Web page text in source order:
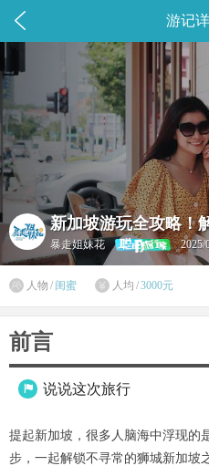
 游记
新加坡游玩全攻略！
暴走姐妹花 2025/
 人物 / 闺蜜  人均 /3000元
前言
 说说这次旅行
提起新加坡，很多人脑海中浮现的
步，一起解锁不寻常的狮城新加坡